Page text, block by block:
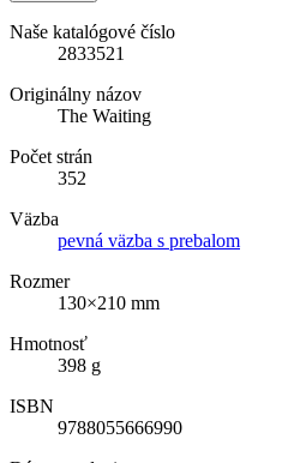
Naše katalógové číslo
2833521
Originálny názov
The Waiting
Počet strán
352
Väzba
pevná väzba s prebalom
Rozmer
130×210 mm
Hmotnosť
398 g
ISBN
9788055666990